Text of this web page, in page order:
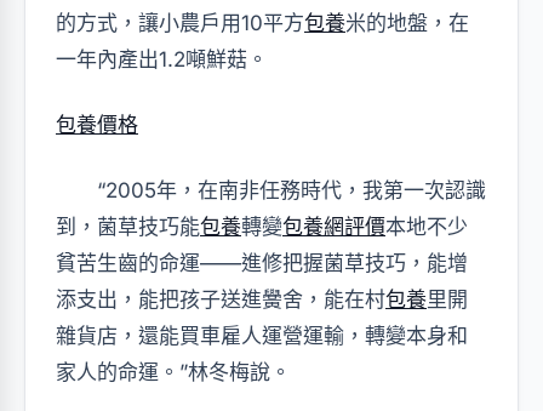
的方式，讓小農戶用10平方包養米的地盤，在
一年內產出1.2噸鮮菇。
包養價格
“2005年，在南非任務時代，我第一次認識
到，菌草技巧能包養轉變包養網評價本地不少
貧苦生齒的命運——進修把握菌草技巧，能增
添支出，能把孩子送進黌舍，能在村包養里開
雜貨店，還能買車雇人運營運輸，轉變本身和
家人的命運。”林冬梅說。